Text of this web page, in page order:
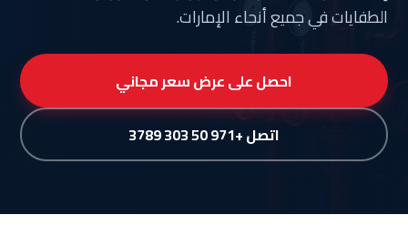
الطفايات في جميع أنحاء الإمارات.
احصل على عرض سعر مجاني
اتصل +971 50 303 3789